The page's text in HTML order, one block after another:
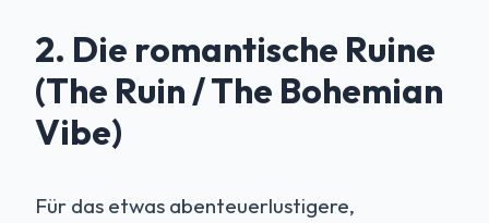
2. Die romantische Ruine
(The Ruin / The Bohemian
Vibe)
Für das etwas abenteuerlustigere,